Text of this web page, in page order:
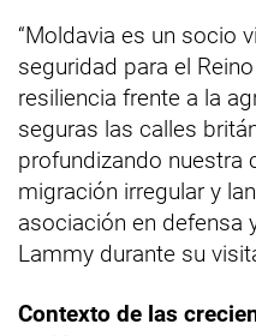
“Moldavia es un socio
seguridad para el
resiliencia frente a la
seguras las calles
profundizando nuestra
migración irregular y
asociación en defensa
Lammy durante su
Contexto de las